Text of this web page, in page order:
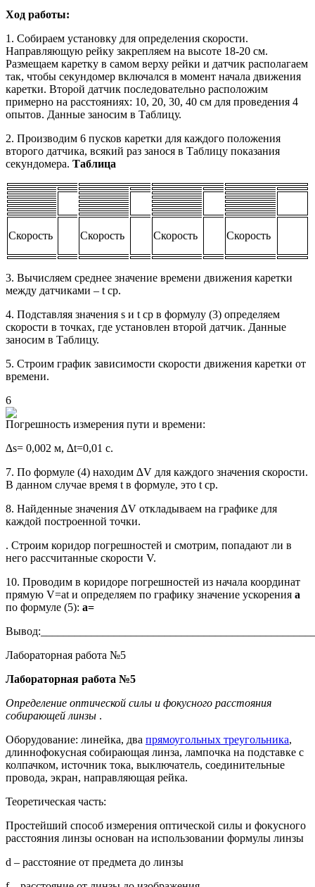
Ход работы:
1. Собираем установку для определения скорости.
Направляющую рейку закрепляем на высоте 18-20 см.
Размещаем каретку в самом верху рейки и датчик располагаем
так, чтобы секундомер включался в момент начала движения
каретки. Второй датчик последовательно расположим
примерно на расстояниях: 10, 20, 30, 40 см для проведения 4
опытов. Данные заносим в Таблицу.
2. Производим 6 пусков каретки для каждого положения
второго датчика, всякий раз занося в Таблицу показания
секундомера. Таблица
Скорость Скорость Скорость Скорость
3. Вычисляем среднее значение времени движения каретки
между датчиками – t ср.
4. Подставляя значения s и t ср в формулу (3) определяем
скорости в точках, где установлен второй датчик. Данные
заносим в Таблицу.
5. Строим график зависимости скорости движения каретки от
времени.
6
Погрешность измерения пути и времени:
∆s= 0,002 м, ∆t=0,01 c.
7. По формуле (4) находим ∆V для каждого значения скорости.
В данном случае время t в формуле, это t ср.
8. Найденные значения ∆V откладываем на графике для
каждой построенной точки.
. Строим коридор погрешностей и смотрим, попадают ли в
него рассчитанные скорости V.
10. Проводим в коридоре погрешностей из начала координат
прямую V=at и определяем по графику значение ускорения а
по формуле (5): а=
Лабораторная работа №5
Лабораторная работа №5
Определение оптической силы и фокусного расстояния
собирающей линзы .
Оборудование: линейка, два прямоугольных треугольника,
длиннофокусная собирающая линза, лампочка на подставке с
колпачком, источник тока, выключатель, соединительные
провода, экран, направляющая рейка.
Теоретическая часть:
Простейший способ измерения оптической силы и фокусного
расстояния линзы основан на использовании формулы линзы
d – расстояние от предмета до линзы